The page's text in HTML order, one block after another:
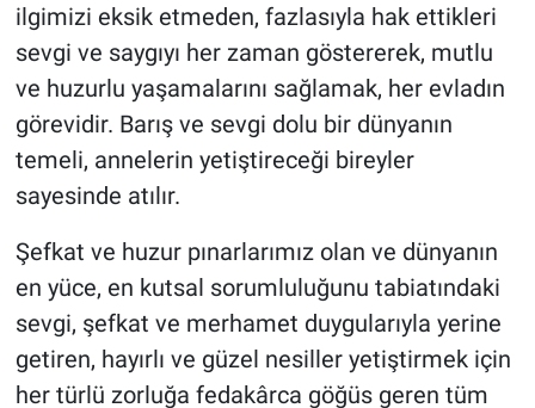
ilgimizi eksik etmeden, fazlasıyla hak ettikleri
sevgi ve saygıyı her zaman göstererek, mutlu
ve huzurlu yaşamalarını sağlamak, her evladın
görevidir. Barış ve sevgi dolu bir dünyanın
temeli, annelerin yetiştireceği bireyler
sayesinde atılır.
Şefkat ve huzur pınarlarımız olan ve dünyanın
en yüce, en kutsal sorumluluğunu tabiatındaki
sevgi, şefkat ve merhamet duygularıyla yerine
getiren, hayırlı ve güzel nesiller yetiştirmek için
her türlü zorluğa fedakârca göğüs geren tüm
Asayiş
Kültür - Sanat
Politika
Çevre
Haberde İnsan